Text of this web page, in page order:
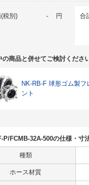
税別) - 円 合
の商品と併せてご検討くださ
NK-RB-F 球形ゴム製フ
ント
P/FCMB-32A-500の仕様・寸
種類
ホース材質